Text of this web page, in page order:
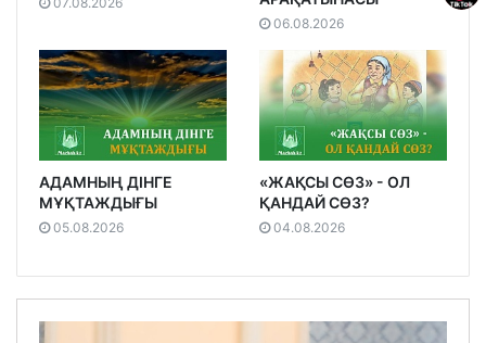
06.08.2026
АДАМНЫҢ ДІНГЕ
МҰҚТАЖДЫҒЫ
05.08.2026
«ЖАҚСЫ СӨЗ» - ОЛ
ҚАНДАЙ СӨЗ?
04.08.2026